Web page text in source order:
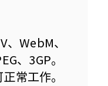
WebM、
、3GP。
常工作。